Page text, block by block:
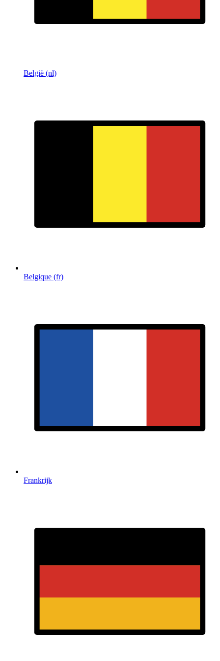
België (nl)
Belgique (fr)
Frankrijk